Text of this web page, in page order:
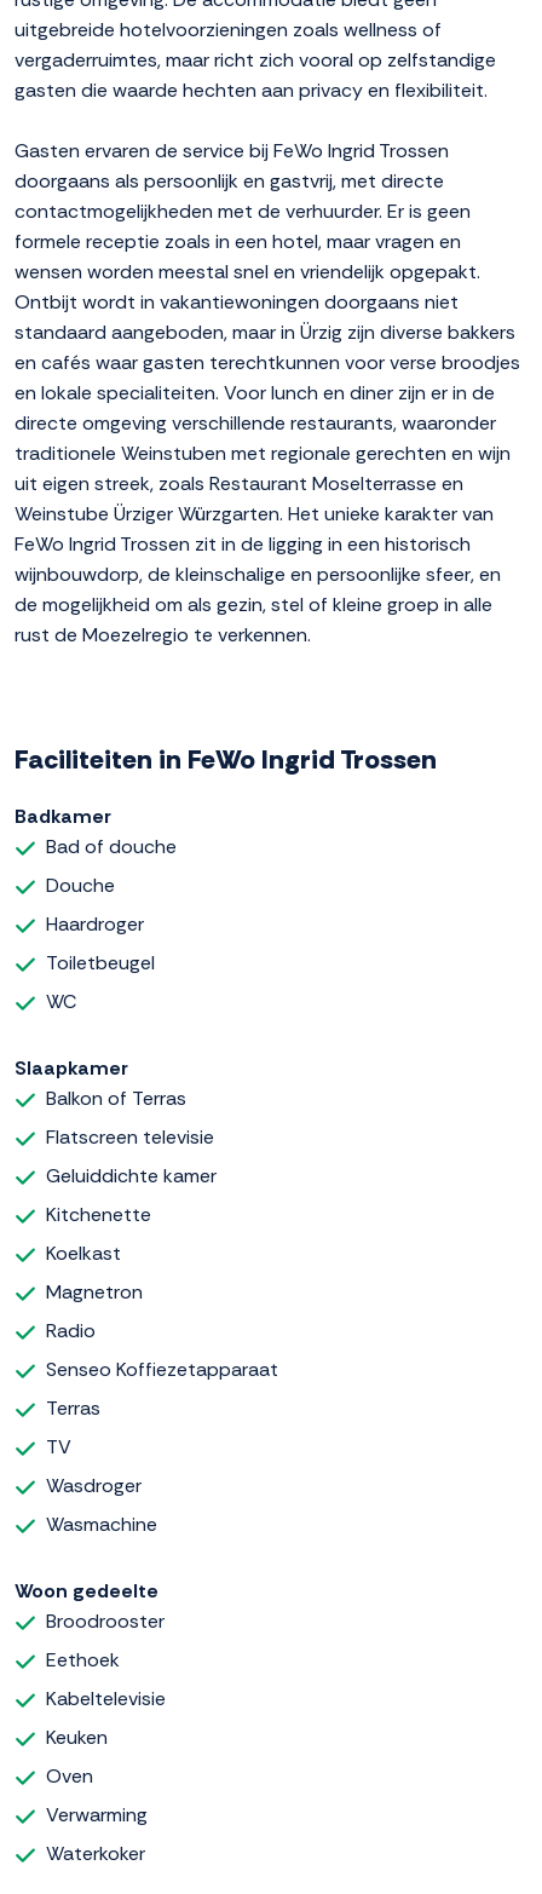
uitgebreide hotelvoorzieningen zoals wellness of
vergaderruimtes, maar richt zich vooral op zelfstandige
gasten die waarde hechten aan privacy en flexibiliteit.
Gasten ervaren de service bij FeWo Ingrid Trossen
doorgaans als persoonlijk en gastvrij, met directe
contactmogelijkheden met de verhuurder. Er is geen
formele receptie zoals in een hotel, maar vragen en
wensen worden meestal snel en vriendelijk opgepakt.
Ontbijt wordt in vakantiewoningen doorgaans niet
standaard aangeboden, maar in Ürzig zijn diverse bakkers
en cafés waar gasten terechtkunnen voor verse broodjes
en lokale specialiteiten. Voor lunch en diner zijn er in de
directe omgeving verschillende restaurants, waaronder
traditionele Weinstuben met regionale gerechten en wijn
uit eigen streek, zoals Restaurant Moselterrasse en
Weinstube Ürziger Würzgarten. Het unieke karakter van
FeWo Ingrid Trossen zit in de ligging in een historisch
wijnbouwdorp, de kleinschalige en persoonlijke sfeer, en
de mogelijkheid om als gezin, stel of kleine groep in alle
rust de Moezelregio te verkennen.
Faciliteiten in FeWo Ingrid Trossen
Badkamer
Bad of douche
Douche
Haardroger
Toiletbeugel
WC
Slaapkamer
Balkon of Terras
Flatscreen televisie
Geluiddichte kamer
Kitchenette
Koelkast
Magnetron
Radio
Senseo Koffiezetapparaat
Terras
TV
Wasdroger
Wasmachine
Woon gedeelte
Broodrooster
Eethoek
Kabeltelevisie
Keuken
Oven
Verwarming
Waterkoker